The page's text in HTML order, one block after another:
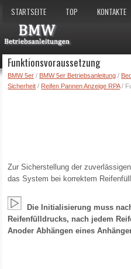
STARTSEITE TOP KONTAKTE
Funktionsvoraussetzung
BMW 5er / BMW 5er Betriebsanleitung /
Sicherheit / Reifen Pannen Anzeige RPA/
Zur Sicherstellung der
das System bei korrektem
Die Initialisierung muss
Reifenfülldrucks, nach jedem
Anoder Abhängen eines